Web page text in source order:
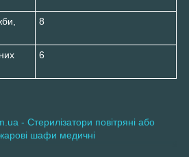
8
6
- Стерилізатори повітряні або
шафи медичні